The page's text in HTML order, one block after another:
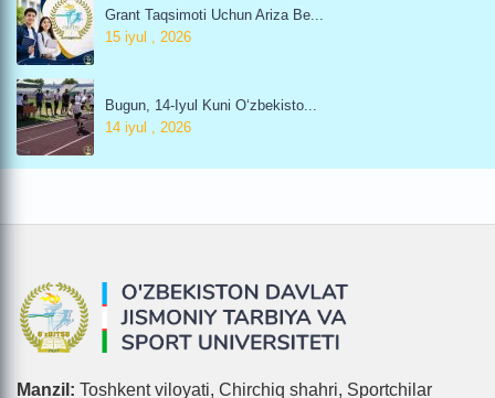
Grant Taqsimoti Uchun Ariza Be...
15 iyul , 2026
Bugun, 14-Iyul Kuni O‘zbekisto...
14 iyul , 2026
Manzil: Toshkent viloyati, Chirchiq shahri, Sportchilar